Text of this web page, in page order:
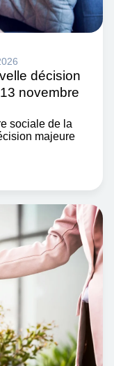
décision
novembre
sociale de la
majeure